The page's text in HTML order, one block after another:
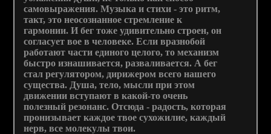
самовыражения. Музыка и стихи - это ритм,
такт, это неосознанное стремление к
гармонии. И бег тоже удивительно строен, он
согласует вое в человеке. Если вразнобой
работают части единого целого, то механизм
быстро изнашивается, разваливается. А бег
стал регулятором, дирижером всего нашего
существа. Душа, тело, мысли при этом
движении вступают в какой-то очень
полезный резонанс. Отсюда - радость, которая
пронизывает каждое твое сухожилие, каждый
нерв, все молекулы твои.